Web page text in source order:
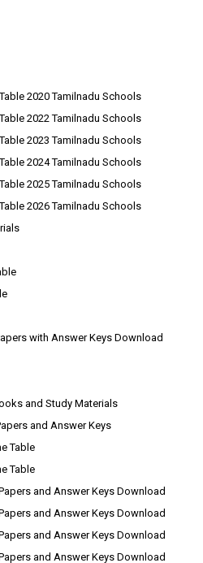
2020 Tamilnadu Schools
2022 Tamilnadu Schools
2023 Tamilnadu Schools
2024 Tamilnadu Schools
2025 Tamilnadu Schools
2026 Tamilnadu Schools
with Answer Keys Download
and Study Materials
and Answer Keys
Table
Table
and Answer Keys Download
and Answer Keys Download
and Answer Keys Download
and Answer Keys Download